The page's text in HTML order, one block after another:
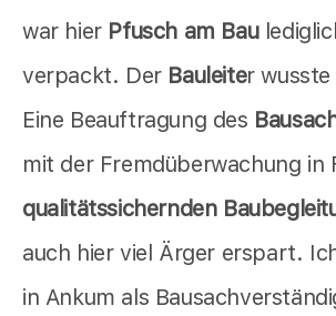
war hier Pfusch am Bau
verpackt. Der Bauleiter
Eine Beauftragung des
mit der Fremdüberwachung in
qualitätssichernden
auch hier viel Ärger erspart.
in Ankum als